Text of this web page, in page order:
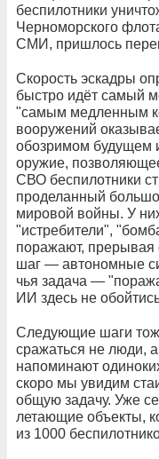
беспилотники
Черноморского
СМИ, пришлось
Скорость эскадры
быстро идёт самый
"самым медленным
вооружений
обозримом будущем
оружие,
СВО беспилотники
проделанный
мировой войны. У
"истребители",
поражают,
шаг — автономные
чья задача —
ИИ здесь не
Следующие шаги
сражаться не люди,
напоминают
скоро мы увидим
общую задачу. Уже
летающие объекты,
из 1000